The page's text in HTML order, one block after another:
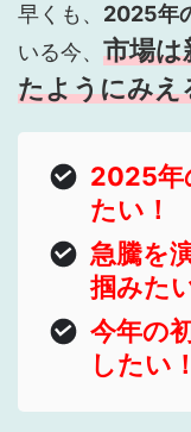
早くも、 2025年
いる今、 市場は
たようにみえ
2025年
たい！
急騰を
掴みた
今年の
したい！